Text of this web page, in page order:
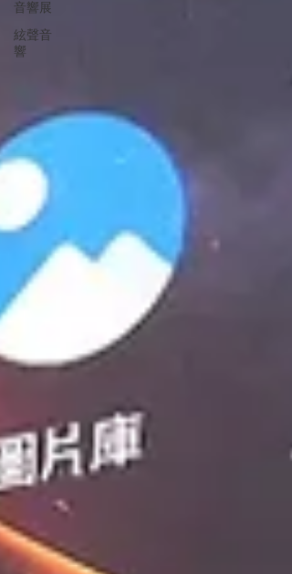
音響展
絃聲音
響